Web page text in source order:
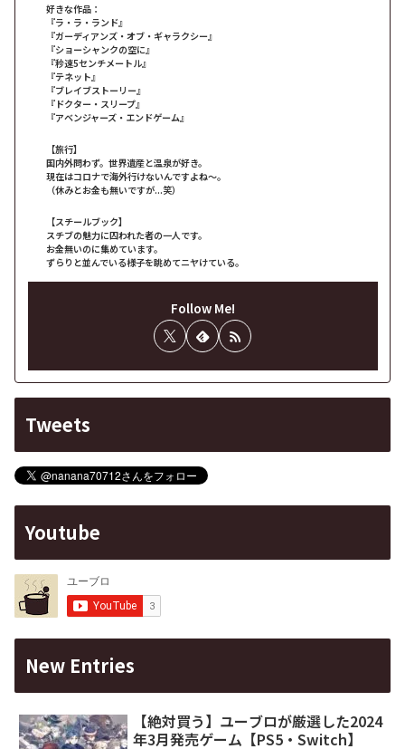
好きな作品：
『ラ・ラ・ランド』
『ガーディアンズ・オブ・ギャラクシー』
『ショーシャンクの空に』
『秒速5センチメートル』
『テネット』
『ブレイブストーリー』
『ドクター・スリープ』
『アベンジャーズ・エンドゲーム』
【旅行】
国内外問わず。世界遺産と温泉が好き。
現在はコロナで海外行けないんですよね～。
（休みとお金も無いですが...笑）
【スチールブック】
スチブの魅力に囚われた者の一人です。
お金無いのに集めています。
ずらりと並んでいる様子を眺めてニヤけている。
Follow Me!
Tweets
Youtube
New Entries
【絶対買う】ユーブロが厳選した2024
年3月発売ゲーム【PS5・Switch】